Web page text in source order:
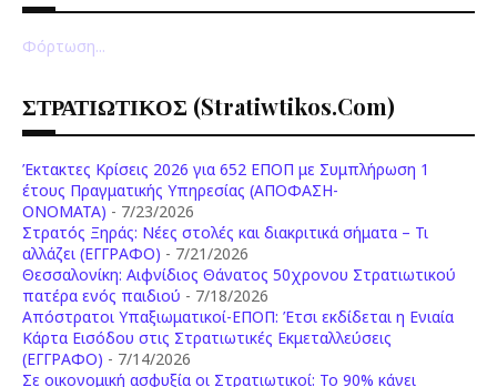
Φόρτωση...
ΣΤΡΑΤΙΩΤΙΚΟΣ (stratiwtikos.com)
Έκτακτες Κρίσεις 2026 για 652 ΕΠΟΠ με Συμπλήρωση 1
έτους Πραγματικής Υπηρεσίας (ΑΠΟΦΑΣΗ-
ONOMATA) - 7/23/2026
Στρατός Ξηράς: Νέες στολές και διακριτικά σήματα – Τι
αλλάζει (ΕΓΓΡΑΦΟ) - 7/21/2026
Θεσσαλονίκη: Αιφνίδιος Θάνατος 50χρονου Στρατιωτικού
πατέρα ενός παιδιού - 7/18/2026
Απόστρατοι Υπαξιωματικοί-ΕΠΟΠ: Έτσι εκδίδεται η Ενιαία
Κάρτα Εισόδου στις Στρατιωτικές Εκμεταλλεύσεις
(ΕΓΓΡΑΦΟ) - 7/14/2026
Σε οικονομική ασφυξία οι Στρατιωτικοί: Το 90% κάνει